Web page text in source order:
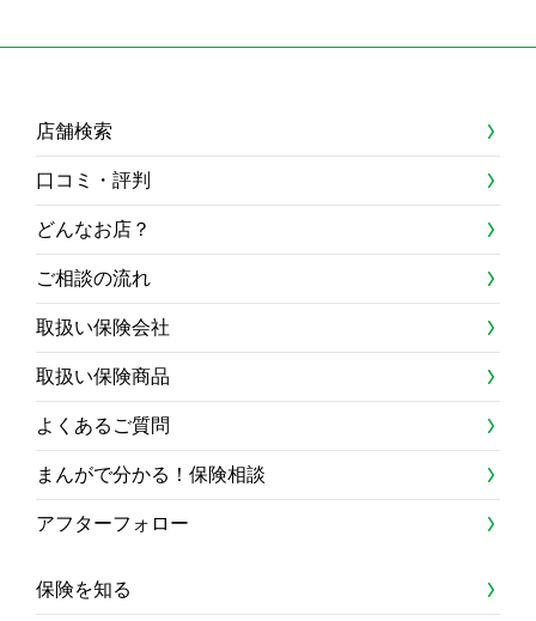
店舗検索
口コミ・評判
どんなお店？
ご相談の流れ
取扱い保険会社
取扱い保険商品
よくあるご質問
まんがで分かる！保険相談
アフターフォロー
保険を知る